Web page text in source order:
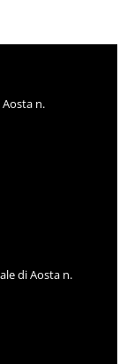
n.
di Aosta n.